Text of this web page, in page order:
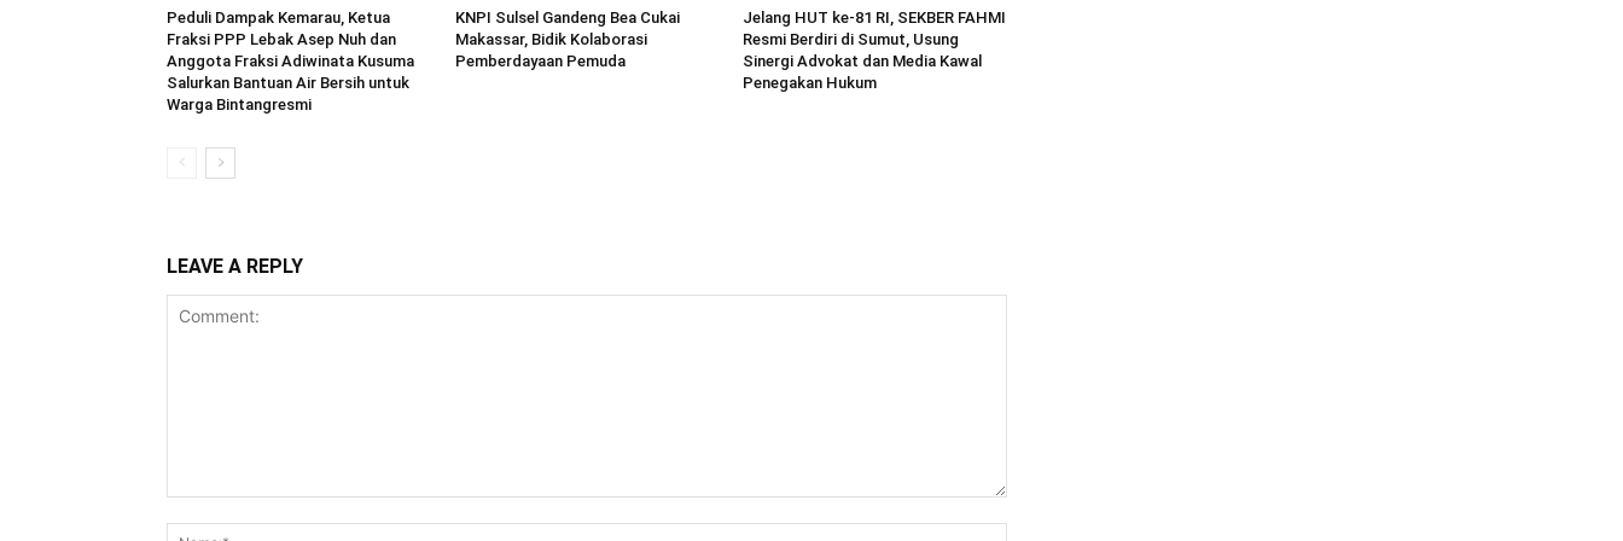
Peduli Dampak Kemarau, Ketua
Fraksi PPP Lebak Asep Nuh dan
Anggota Fraksi Adiwinata Kusuma
Salurkan Bantuan Air Bersih untuk
Warga Bintangresmi
KNPI Sulsel Gandeng Bea Cukai
Makassar, Bidik Kolaborasi
Pemberdayaan Pemuda
Jelang HUT ke-81 RI, SEKBER FAHMI
Resmi Berdiri di Sumut, Usung
Sinergi Advokat dan Media Kawal
Penegakan Hukum
LEAVE A REPLY